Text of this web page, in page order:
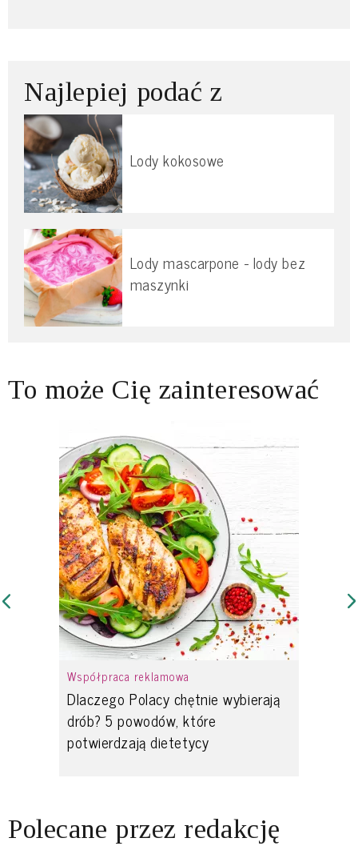
Najlepiej podać z
Lody kokosowe
Lody mascarpone - lody bez
maszynki
To może Cię zainteresować
Współpraca reklamowa
Dlaczego Polacy chętnie wybierają
drób? 5 powodów, które
potwierdzają dietetycy
Polecane przez redakcję